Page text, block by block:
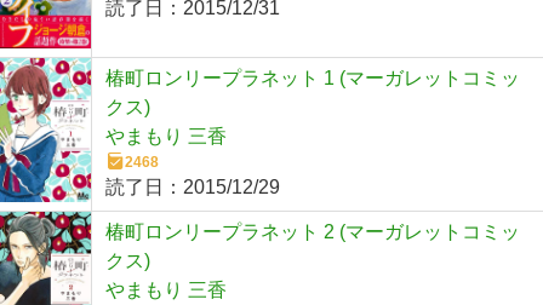
読了日： 2015/12/31
椿町ロンリープラネット 1 (マーガレットコミッ
クス)
やまもり 三香
2468
読了日： 2015/12/29
椿町ロンリープラネット 2 (マーガレットコミッ
クス)
やまもり 三香